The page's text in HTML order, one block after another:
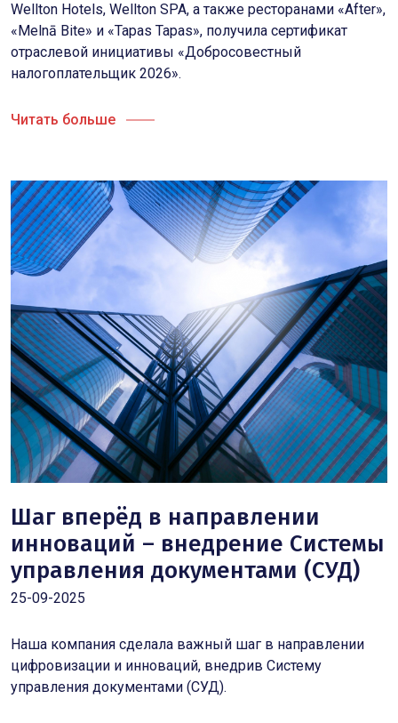
Wellton Hotels, Wellton SPA, а также ресторанами «After»,
«Melnā Bite» и «Tapas Tapas», получила сертификат
отраслевой инициативы «Добросовестный
налогоплательщик 2026».
Читать больше
Шаг вперёд в направлении
инноваций – внедрение Системы
управления документами (СУД)
25-09-2025
Наша компания сделала важный шаг в направлении
цифровизации и инноваций, внедрив Систему
управления документами (СУД).